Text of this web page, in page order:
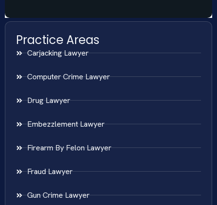
Practice Areas
Carjacking Lawyer
Computer Crime Lawyer
Drug Lawyer
Embezzlement Lawyer
Firearm By Felon Lawyer
Fraud Lawyer
Gun Crime Lawyer